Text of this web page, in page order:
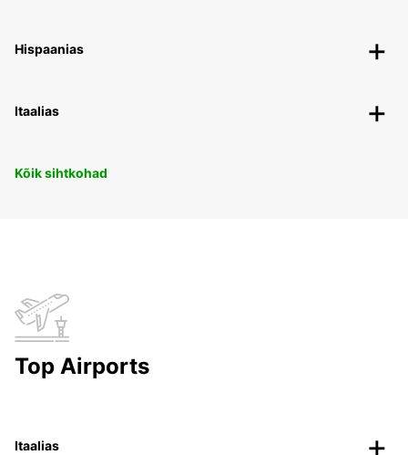
Hispaanias
Itaalias
Kõik sihtkohad
Top Airports
Itaalias